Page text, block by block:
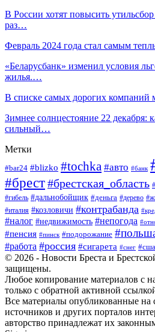
В России хотят повысить
раз…
Февраль 2024 года стал самым
«Беларусбанк» изменил условия
жилья.…
В списке самых дорогих
Зимнее солнцестояние 22 декабря:
сильный…
Метки
#bar24 #blizko #tochka #авто #банк
#брест#брестская_область
#гибель #дальнобойщик #деньга #дерево
#италия #козловичи #контрабанда
#налог #недвижимость #непогода
#пенсия #пинск #подорожание
#работа #россия #сигарета #снег #сша
© 2026 - Новости Бреста и
защищены.
Любое копирование материалов с
только с обратной активной
Все материалы опубликованные на
источников и других порталов
авторство принадлежат их